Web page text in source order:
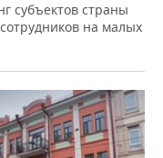
субъектов страны
на малых